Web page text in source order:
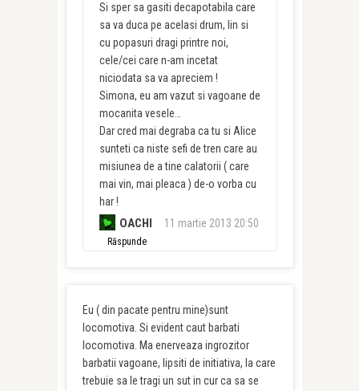
Si sper sa gasiti decapotabila care
sa va duca pe acelasi drum, lin si
cu popasuri dragi printre noi,
cele/cei care n-am incetat
niciodata sa va apreciem !
Simona, eu am vazut si vagoane de
mocanita vesele…
Dar cred mai degraba ca tu si Alice
sunteti ca niste sefi de tren care au
misiunea de a tine calatorii ( care
mai vin, mai pleaca ) de-o vorba cu
har !
OACHI 11 martie 2013 20:50
Răspunde
Eu ( din pacate pentru mine)sunt
locomotiva. Si evident caut barbati
locomotiva. Ma enerveaza ingrozitor
barbatii vagoane, lipsiti de initiativa, la care
trebuie sa le tragi un sut in cur ca sa se